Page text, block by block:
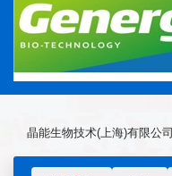
晶能生物技术(上海)有限公司